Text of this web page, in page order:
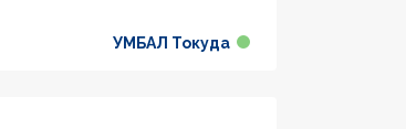
УМБАЛ Токуда